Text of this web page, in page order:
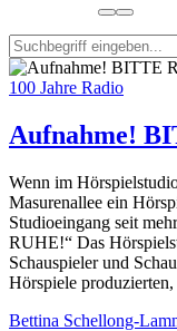
100 Jahre Radio
Aufnahme!
Wenn im
Masurenallee ein
Studioeingang seit
RUHE!“ Das
Schauspieler und
Hörspiele
Bettina Schellong-